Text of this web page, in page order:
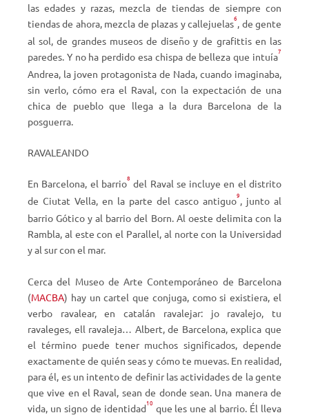
las edades y razas, mezcla de tiendas de siempre con
tiendas de ahora, mezcla de plazas y callejuelas6 , de gente
al sol, de grandes museos de diseño y de grafittis en las
paredes. Y no ha perdido esa chispa de belleza que intuía7
Andrea, la joven protagonista de Nada, cuando imaginaba,
sin verlo, cómo era el Raval, con la expectación de una
chica de pueblo que llega a la dura Barcelona de la
posguerra.
RAVALEANDO
En Barcelona, el barrio8 del Raval se incluye en el distrito
de Ciutat Vella, en la parte del casco antiguo9, junto al
barrio Gótico y al barrio del Born. Al oeste delimita con la
Rambla, al este con el Parallel, al norte con la Universidad
y al sur con el mar.
Cerca del Museo de Arte Contemporáneo de Barcelona
(MACBA) hay un cartel que conjuga, como si existiera, el
verbo ravalear, en catalán ravalejar: jo ravalejo, tu
ravaleges, ell ravaleja… Albert, de Barcelona, explica que
el término puede tener muchos significados, depende
exactamente de quién seas y cómo te muevas. En realidad,
para él, es un intento de definir las actividades de la gente
que vive en el Raval, sean de donde sean. Una manera de
vida, un signo de identidad10 que les une al barrio. Él lleva